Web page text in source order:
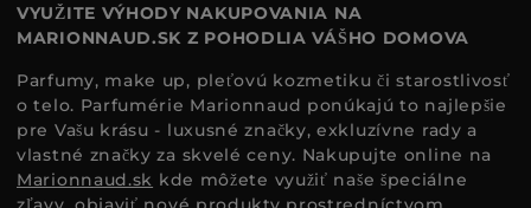
VYUŽITE VÝHODY NAKUPOVANIA NA
MARIONNAUD.SK Z POHODLIA VÁŠHO DOMOVA
Parfumy, make up, pleťovú kozmetiku či starostlivosť
o telo. Parfumérie Marionnaud ponúkajú to najlepšie
pre Vašu krásu - luxusné značky, exkluzívne rady a
vlastné značky za skvelé ceny. Nakupujte online na
Marionnaud.sk kde môžete využiť naše špeciálne